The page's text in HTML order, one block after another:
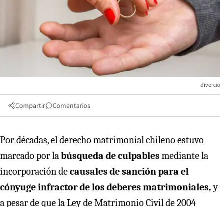
divorcio
Compartir Comentarios
Por décadas, el derecho matrimonial chileno estuvo
marcado por labúsqueda de culpablesmediante la
incorporación decausales de sanción para el
cónyuge infractor de los deberes matrimoniales,y
a pesar de que la Ley de Matrimonio Civil de 2004